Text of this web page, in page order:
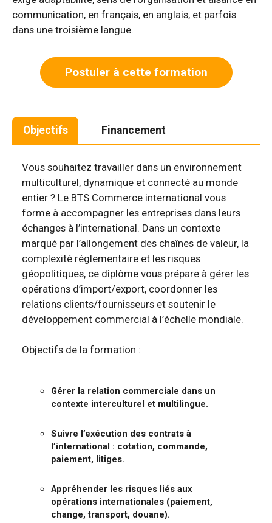
communication, en français, en anglais, et parfois
dans une troisième langue.
Postuler à cette formation
Vous souhaitez travailler dans un environnement
multiculturel, dynamique et connecté au monde
entier ? Le BTS Commerce international vous
forme à accompagner les entreprises dans leurs
échanges à l’international. Dans un contexte
marqué par l’allongement des chaînes de valeur, la
complexité réglementaire et les risques
géopolitiques, ce diplôme vous prépare à gérer les
opérations d’import/export, coordonner les
relations clients/fournisseurs et soutenir le
développement commercial à l’échelle mondiale.
Objectifs de la formation :
Gérer la relation commerciale dans un
contexte interculturel et multilingue.
Suivre l’exécution des contrats à
l’international : cotation, commande,
paiement, litiges.
Appréhender les risques liés aux
opérations internationales (paiement,
change, transport, douane).
Objectifs Financement